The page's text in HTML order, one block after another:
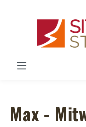
Max -